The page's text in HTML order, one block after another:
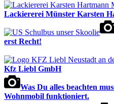
Lackiererei Münster Karsten
erst Recht!
Kfz Liebl GmbH
Was Du alles beachten
Wohnmobil funktioniert.